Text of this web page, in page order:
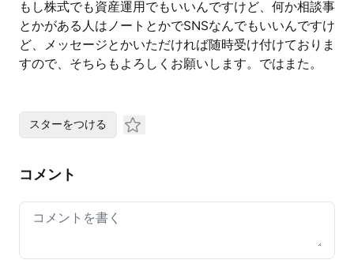
もし株式でも資産運用でもいいんですけど、何か相談事
とかがある人はノートとかでSNSなんでもいいんですけ
ど、メッセージとかいただければ随時受け付けておりま
すので、そちらもよろしくお願いします。ではまた。
スターをつける
コメント
Your comment